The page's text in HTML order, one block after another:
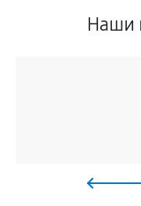
Наши